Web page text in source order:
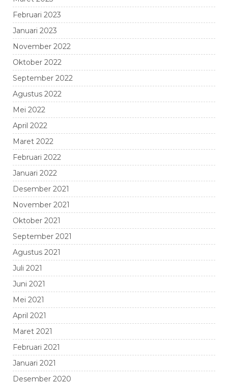
Februari 2023
Januari 2023
November 2022
Oktober 2022
September 2022
Agustus 2022
Mei 2022
April 2022
Maret 2022
Februari 2022
Januari 2022
Desember 2021
November 2021
Oktober 2021
September 2021
Agustus 2021
Juli 2021
Juni 2021
Mei 2021
April 2021
Maret 2021
Februari 2021
Januari 2021
Desember 2020